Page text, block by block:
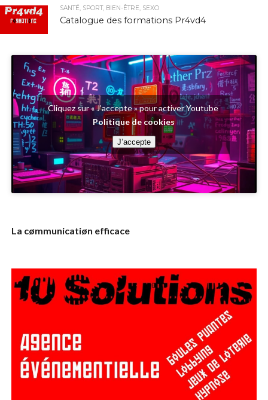
SANTÉ, SPORT, BIEN-ÊTRE, SEXO
Catalogue des formations Pr4vd4
Cliquez sur « J’accepte » pour activer Youtube
Politique de cookies
J’accepte
La cømmunicatiøn efficace